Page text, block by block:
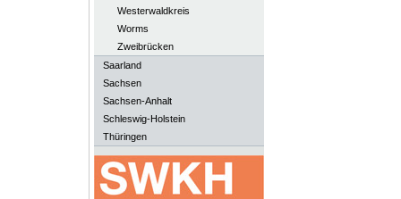
Westerwaldkreis
Worms
Zweibrücken
Saarland
Sachsen
Sachsen-Anhalt
Schleswig-Holstein
Thüringen